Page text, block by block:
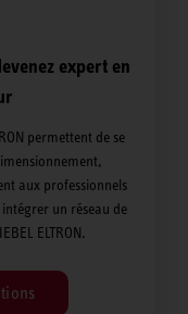
expert en
permettent de se
aux professionnels
un réseau de
ELTRON.